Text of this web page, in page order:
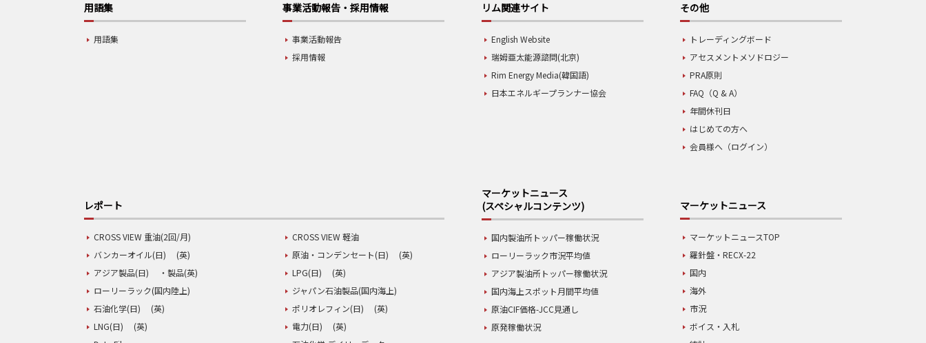
用語集
用語集
事業活動報告・採用情報
事業活動報告
採用情報
リム関連サイト
English Website
瑞姆亜太能源諮問(北京)
Rim Energy Media(韓国語)
日本エネルギープランナー協会
その他
トレーディングボード
アセスメントメソドロジー
PRA原則
FAQ（Q & A）
年間休刊日
はじめての方へ
会員様へ（ログイン）
レポート
CROSS VIEW 重油(2回/月)
CROSS VIEW 軽油
バンカーオイル(日)
(英) 原油・コンデンセート(日)
(英)
アジア製品(日)
・製品(英) LPG(日)
(英)
ローリーラック(国内陸上)
ジャパン石油製品(国内海上)
石油化学(日)
(英) ポリオレフィン(日)
(英)
LNG(日)
(英) 電力(日)
(英)
マーケットニュース
(スペシャルコンテンツ)
国内製油所トッパー稼働状況
ローリーラック市況平均値
アジア製油所トッパー稼働状況
国内海上スポット月間平均値
原油CIF価格-JCC見通し
原発稼働状況
マーケットニュース
マーケットニュースTOP
羅針盤・RECX-22
国内
海外
市況
ボイス・入札